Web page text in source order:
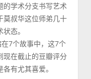
的学术分支书写艺术
莫叔华这位师弟几十
态。
7个故事中，这7个
现在截止的豆瓣评分
有尤其喜爱。